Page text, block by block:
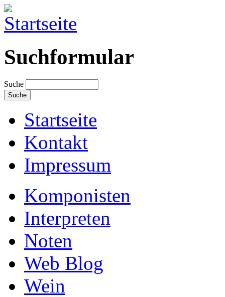
Suchformular
Suche
Startseite
Kontakt
Impressum
Komponisten
Interpreten
Noten
Web Blog
Wein